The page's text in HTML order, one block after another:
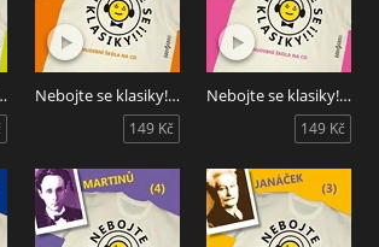
- Petr Iljič Čajkovskij Nebojte se klasiky! Hudební škola 7 - Ludwig van Beethoven
149 Kč
Nebojte se klasiky! Hudební škola 6 - Wolfgang Amadeus Mozart
149 Kč